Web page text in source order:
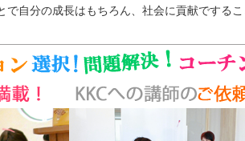
で自分の成長はもちろん、社会に貢献でするこ